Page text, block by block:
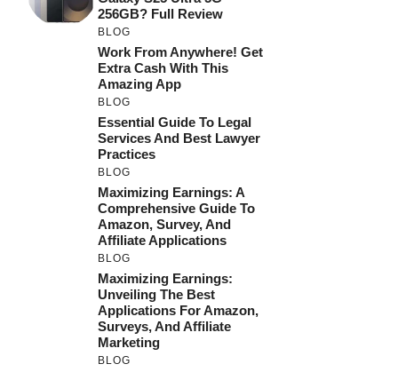
256GB? Full Review
BLOG
Work From Anywhere! Get
Extra Cash With This
Amazing App
BLOG
Essential Guide To Legal
Services And Best Lawyer
Practices
BLOG
Maximizing Earnings: A
Comprehensive Guide To
Amazon, Survey, And
Affiliate Applications
BLOG
Maximizing Earnings:
Unveiling The Best
Applications For Amazon,
Surveys, And Affiliate
Marketing
BLOG